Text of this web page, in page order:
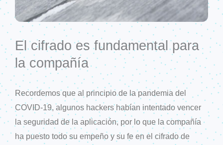
El cifrado es fundamental para
la compañía
Recordemos que al principio de la pandemia del
COVID-19, algunos hackers habían intentado vencer
la seguridad de la aplicación, por lo que la compañía
ha puesto todo su empeño y su fe en el cifrado de